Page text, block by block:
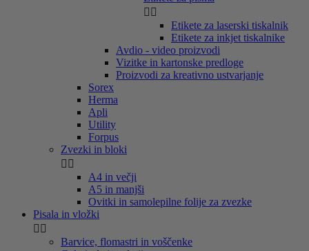
 
Etikete za laserski tiskalnik
Etikete za inkjet tiskalnike
Avdio - video proizvodi
Vizitke in kartonske predloge
Proizvodi za kreativno ustvarjanje
Sorex
Herma
Apli
Utility
Forpus
Zvezki in bloki
 
A4 in večji
A5 in manjši
Ovitki in samolepilne folije za zvezke
Pisala in vložki
 
Barvice, flomastri in voščenke